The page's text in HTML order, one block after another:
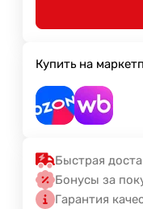
Купить на
Быстрая
Бонусы за
Гарантия